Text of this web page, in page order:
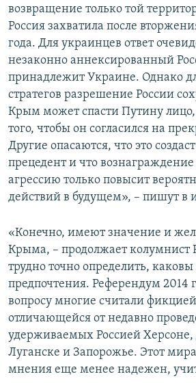
возвращение только той
Россия захватила после
года. Для украинцев ответ
незаконно аннексированный
принадлежит Украине. Однако
стратегов разрешение России
Крым может спасти Путину
того, чтобы он согласился на
Другие опасаются, что это
прецедент и что
агрессию только повысит
действий в будущем», – пишут в
«Конечно, имеют значение и
Крыма, – продолжает колумнист
трудно точно определить,
предпочтения. Референдум 2014
вопросу многие считали
отличающейся от недавно
удерживаемых Россией
Луганске и Запорожье. Этот
мнения еще менее надежен,